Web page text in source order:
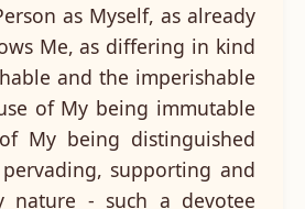
as Myself, as already
Me, as differing in kind
and the imperishable
of My being immutable
My being distinguished
supporting and
nature - such a devotee